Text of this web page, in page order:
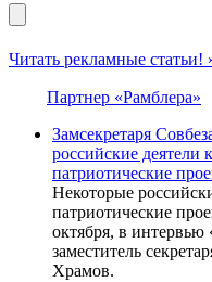
Читать рекламные статьи!
Партнер «Рамблера»
Замсекретаря
российские деятели
патриотические
Некоторые
патриотические
октября, в интервью
заместитель
Храмов.